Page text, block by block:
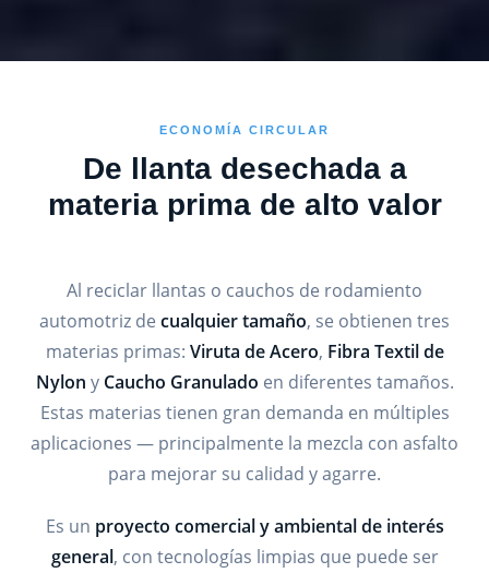
ECONOMÍA CIRCULAR
De llanta desechada a
materia prima de alto valor
Al reciclar llantas o cauchos de rodamiento
automotriz de cualquier tamaño, se obtienen tres
materias primas: Viruta de Acero, Fibra Textil de
Nylon y Caucho Granulado en diferentes tamaños.
Estas materias tienen gran demanda en múltiples
aplicaciones — principalmente la mezcla con asfalto
para mejorar su calidad y agarre.
Es un proyecto comercial y ambiental de interés
general, con tecnologías limpias que puede ser